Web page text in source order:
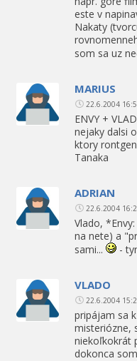
este v
Nakaty
som sa uz
MARIUS
22.6.2004
ENVY +
nejaky dalsi
ktory
Tanaka
ADRIAN
22.6.2004
Vlado,
na nete) a
sami...
-
VLADO
22.6.2004
pripájam sa
misteriózne,
niekoľkokrát
dokonca